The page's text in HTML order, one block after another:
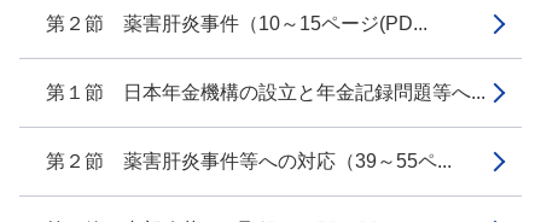
第２節 薬害肝炎事件（10～15ページ(PD...
第１節 日本年金機構の設立と年金記録問題等へ...
第２節 薬害肝炎事件等への対応（39～55ペ...